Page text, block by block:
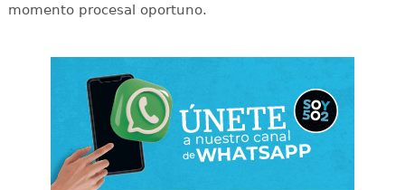
momento procesal oportuno.